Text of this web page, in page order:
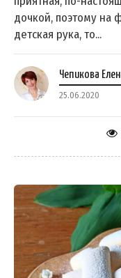
дочкой, поэтому на
детская рука, то...
Чепикова
25.06.2020